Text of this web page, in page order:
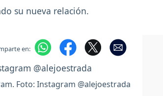
su nueva relación.
en:
Foto: Instagram @alejoestrada